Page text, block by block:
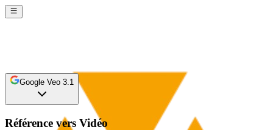
Google Veo 3.1
Référence vers Vidéo